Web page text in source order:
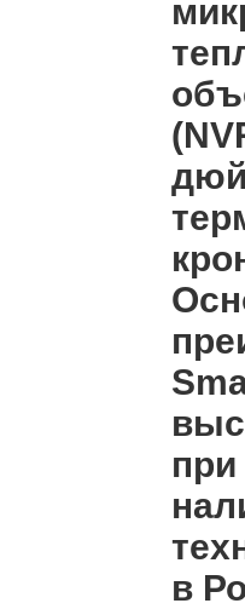
при
в